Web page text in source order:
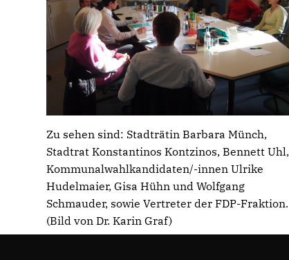
Zu sehen sind: Stadträtin Barbara Münch,
Stadtrat Konstantinos Kontzinos, Bennett Uhl,
Kommunalwahlkandidaten/-innen Ulrike
Hudelmaier, Gisa Hühn und Wolfgang
Schmauder, sowie Vertreter der FDP-Fraktion.
(Bild von Dr. Karin Graf)